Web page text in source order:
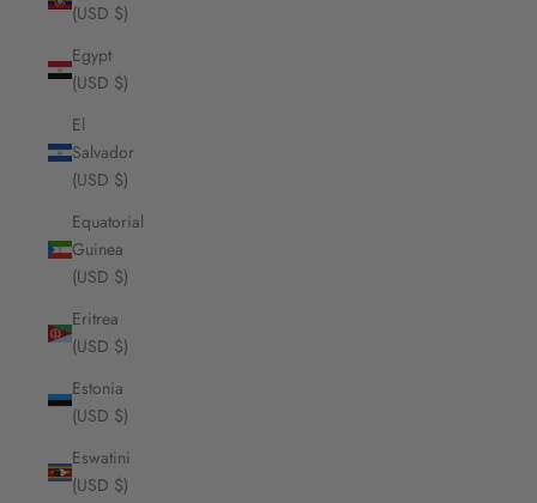
(USD $)
Egypt
(USD $)
El
Salvador
(USD $)
Equatorial
Guinea
(USD $)
Eritrea
(USD $)
Estonia
(USD $)
Eswatini
(USD $)